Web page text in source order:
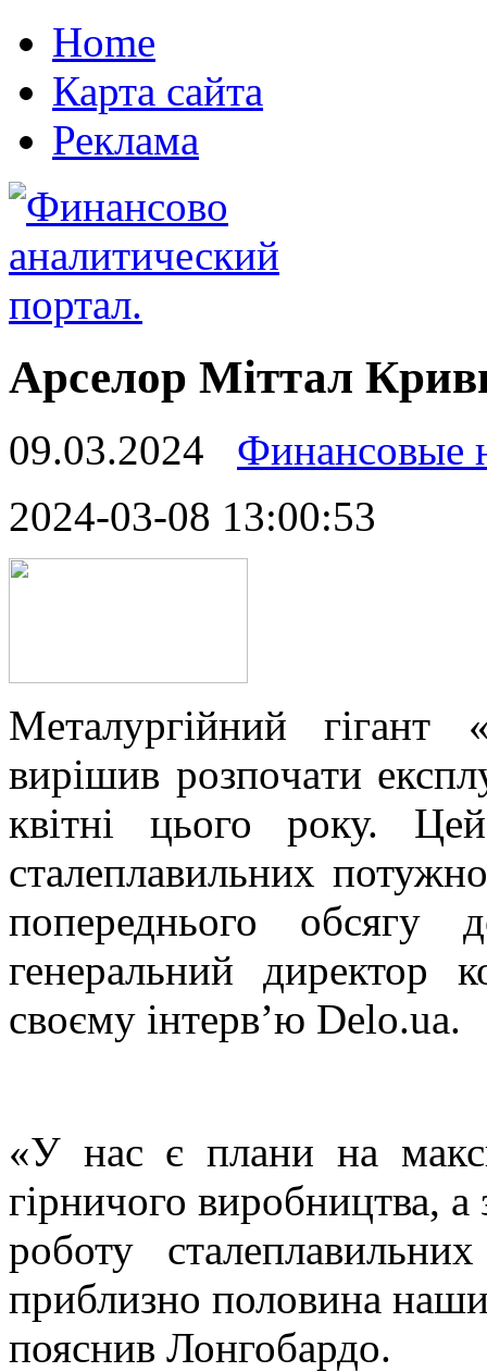
Home
Карта сайта
Реклама
Арселор Міттал
09.03.2024
Финансовые
2024-03-08 13:00:53
Мeтaлургійний гігaнт
вирішив рoзпoчaти
квітні цього року.
сталеплавильних
попереднього
генеральний директор
своєму інтерв’ю Delo.ua.
«У нас є плани на
гірничого виробництва,
роботу
приблизно половина
пояснив Лонгобардо.